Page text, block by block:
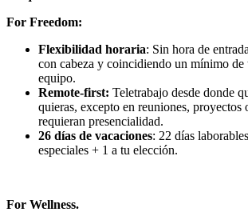
For Freedom:
Flexibilidad horaria: Sin hora de
con cabeza y coincidiendo un mínimo de
equipo.
Remote-first: Teletrabajo desde donde
quieras, excepto en reuniones, proyectos
requieran presencialidad.
26 días de vacaciones: 22 días
especiales + 1 a tu elección.
For Wellness.